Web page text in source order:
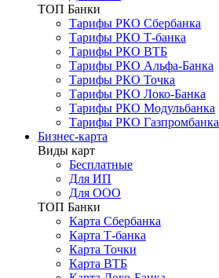
ТОП Банки
Тарифы РКО Сбербанка
Тарифы РКО Т-банка
Тарифы РКО ВТБ
Тарифы РКО Альфа-Банка
Тарифы РКО Точка
Тарифы РКО Локо-Банка
Тарифы РКО Модульбанка
Тарифы РКО Газпромбанка
Бизнес-карта
Виды карт
Бесплатные
Для ИП
Для ООО
ТОП Банки
Карта Сбербанка
Карта Т-банка
Карта Точки
Карта ВТБ